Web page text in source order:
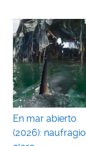
En mar abierto
(2026): naufragio